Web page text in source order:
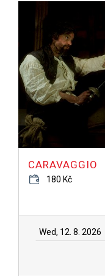
CARAVAGGIO
180 Kč
Wed, 12. 8. 2026